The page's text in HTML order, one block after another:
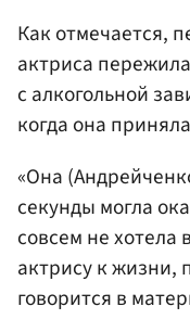
Как отмечается,
актриса
с алкогольной
когда она
«Она
секунды могла
совсем не хотела
актрису к жизни,
говорится в